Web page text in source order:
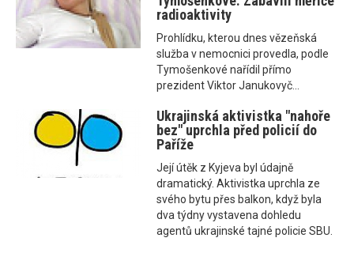
radioaktivity
Prohlídku, kterou dnes vězeňská
služba v nemocnici provedla, podle
Tymošenkové nařídil přímo
prezident Viktor Janukovyč...
Ukrajinská aktivistka "nahoře
bez" uprchla před policií do
Paříže
Její útěk z Kyjeva byl údajně
dramatický. Aktivistka uprchla ze
svého bytu přes balkon, když byla
dva týdny vystavena dohledu
agentů ukrajinské tajné policie SBU.